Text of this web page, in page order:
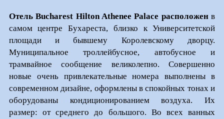
Отель Bucharest Hilton Athenee Palace расположенв
самом центре Бухареста, близко к Университетской
площади и бывшему Королевскому дворцу.
Муниципальное троллейбусное, автобусное и
трамвайное сообщение великолепно. Совершенно
новые очень привлекательные номера выполнены в
современном дизайне, оформлены в спокойных тонах и
оборудованы кондиционированием воздуха. Их
размер: от среднего до большого. Во всех ванных